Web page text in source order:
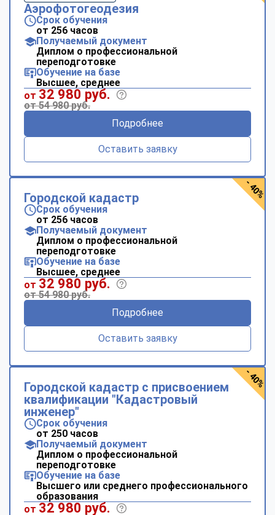
Аэрофотогеодезия
Срок обучения
от 256 часов
Получаемый документ
Диплом о профессиональной
переподготовке
Обучение на базе
Высшее, среднее
от 32 980 руб.
от 54 980 руб.
Подробнее
Оставить заявку
Городской кадастр
Срок обучения
от 256 часов
Получаемый документ
Диплом о профессиональной
переподготовке
Обучение на базе
Высшее, среднее
от 32 980 руб.
от 54 980 руб.
Подробнее
Оставить заявку
- 40%
Городской кадастр с присвоением
квалификации "Кадастровый
инженер"
Срок обучения
от 250 часов
Получаемый документ
Диплом о профессиональной
переподготовке
Обучение на базе
Высшего или среднего профессионального
образования
от 32 980 руб.
- 40%